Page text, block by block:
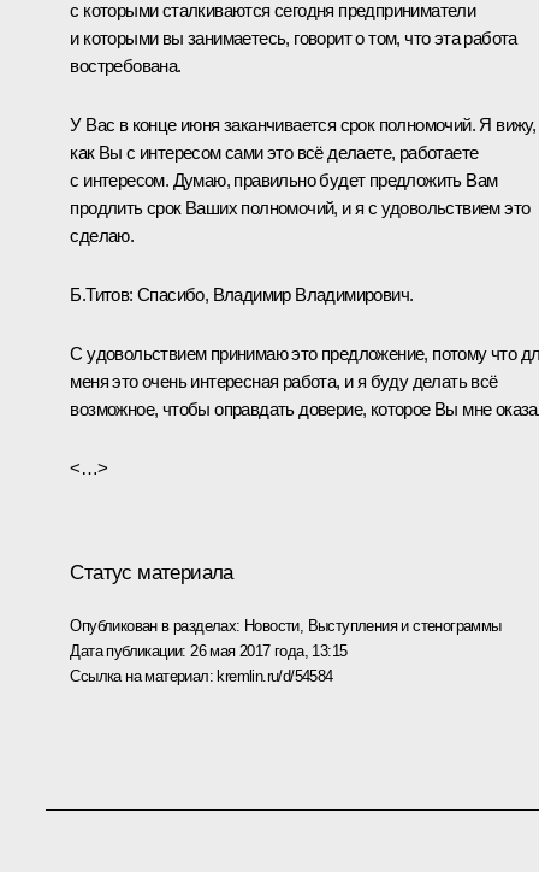
с которыми сталкиваются сегодня предприниматели
и которыми вы занимаетесь, говорит о том, что эта работа
востребована.
У Вас в конце июня заканчивается срок полномочий. Я вижу,
как Вы с интересом сами это всё делаете, работаете
с интересом. Думаю, правильно будет предложить Вам
продлить срок Ваших полномочий, и я с удовольствием это
сделаю.
Б.Титов: Спасибо, Владимир Владимирович.
С удовольствием принимаю это предложение, потому что
меня это очень интересная работа, и я буду делать всё
возможное, чтобы оправдать доверие, которое Вы мне
<…>
Статус материала
Опубликован в разделах: Новости, Выступления и стенограммы
Дата публикации: 26 мая 2017 года, 13:15
Ссылка на материал: kremlin.ru/d/54584